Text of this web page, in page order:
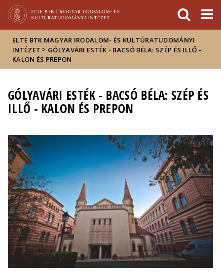
Hírek
Események
ELTE a
sajtóban
ELTE BTK MAGYAR IRODALOM- ÉS KULTÚRATUDOMÁNYI
INTÉZET > GÓLYAVÁRI ESTÉK - BACSÓ BÉLA: SZÉP ÉS ILLŐ -
KALON ÉS PREPON
GÓLYAVÁRI ESTÉK - BACSÓ BÉLA: SZÉP ÉS
ILLŐ - KALON ÉS PREPON